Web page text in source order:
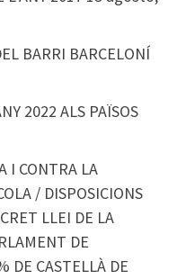
BARRI BARCELONÍ
2022 ALS PAÏSOS
I CONTRA LA
/ DISPOSICIONS
LLEI DE LA
DE
DE CASTELLÀ DE